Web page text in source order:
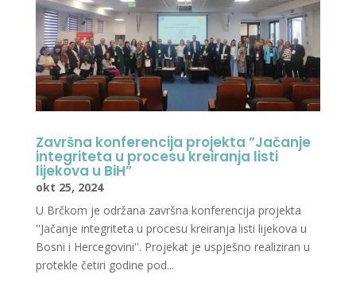
Završna konferencija projekta ”Jačanje
integriteta u procesu kreiranja listi
lijekova u BiH”
okt 25, 2024
U Brčkom je održana završna konferencija projekta
''Jačanje integriteta u procesu kreiranja listi lijekova u
Bosni i Hercegovini''. Projekat je uspješno realiziran u
protekle četiri godine pod...